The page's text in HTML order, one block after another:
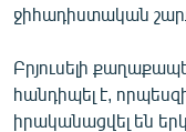
ջիհադիստական
Բրյուսելի
հանդիպել է,
իրականացվել են